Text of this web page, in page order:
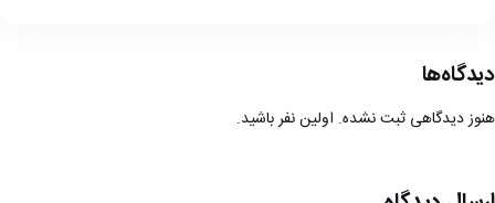
دیدگاه‌ها
هنوز دیدگاهی ثبت نشده. اولین نفر باشید.